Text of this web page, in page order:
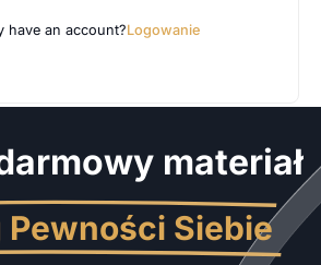
have an account?Logowanie
materiał
Pewności Siebie